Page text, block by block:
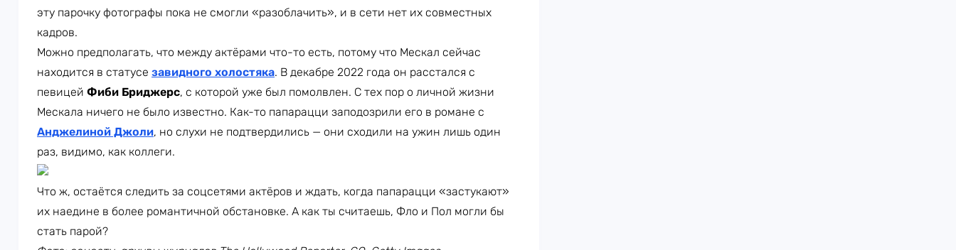
эту парочку фотографы пока не смогли «разоблачить», и в сети нет их совместных
кадров.
Можно предполагать, что между актёрами что-то есть, потому что Мескал сейчас
находится в статусе завидного холостяка. В декабре 2022 года он расстался с
певицей Фиби Бриджерс, с которой уже был помолвлен. С тех пор о личной жизни
Мескала ничего не было известно. Как-то папарацци заподозрили его в романе с
Анджелиной Джоли, но слухи не подтвердились — они сходили на ужин лишь один
раз, видимо, как коллеги.
Что ж, остаётся следить за соцсетями актёров и ждать, когда папарацци «застукают»
их наедине в более романтичной обстановке. А как ты считаешь, Фло и Пол могли бы
стать парой?